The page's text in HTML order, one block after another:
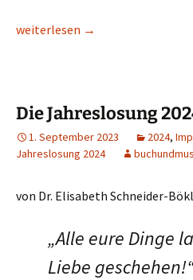
Alles in Liebe – Lied zur
weiterlesen →
Die Jahreslosung
1. September 2023 2024,
Jahreslosung 2024
von Dr. Elisabeth Schneider-
„Alle eure Dinge
Liebe